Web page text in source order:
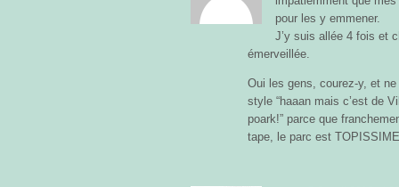
pour les y emmener.
J’y suis allée 4 fois et
émerveillée.
Oui les gens, courez-y, et
style “haaan mais c’est de
poark!” parce que
tape, le parc est